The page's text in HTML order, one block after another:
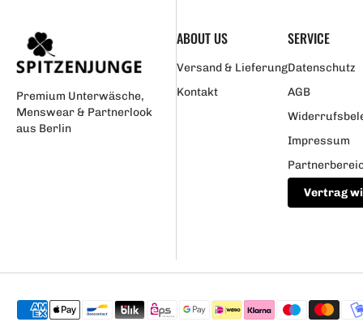
Premium Unterwäsche,
Menswear & Partnerlook
aus Berlin
ABOUT US
Versand & Lieferung
Kontakt
SERVICE
Datenschutz
AGB
Impressum
Vertrag